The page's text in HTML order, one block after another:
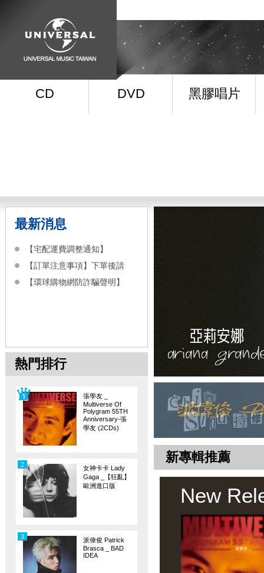
CD DVD 黑膠唱片
最新消息
【宅配運費調整通知】
【訂單注意事項】下單後請
【環球購物網防詐騙聲明】
熱門排行
張學友 _
Multiverse Of
Polygram 55TH
Anniversary-張
學友 (2CDs)
女神卡卡 Lady
Gaga _【狂亂】
歐洲進口版
2
派偉俊 Patrick
Brasca _ BAD
IDEA
3
新專輯推薦
New